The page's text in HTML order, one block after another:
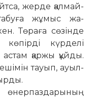
жерде қал­май­
жұ­мыс жа­­
Тө­раға сө­зінде
күрделі
қаржы құйды.
тауып, ауыл­
өнер­паз­дарының